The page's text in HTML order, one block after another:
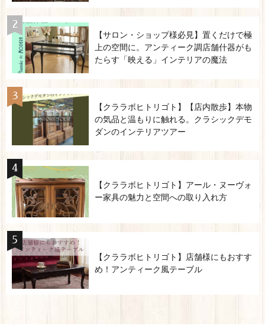
【サロン・ショップ様必見】置くだけで極
上の空間に。アンティーク調店舗什器がも
たらす「映える」インテリアの魔法
【クララボヒトリゴト】【店内散歩】本物
の気品と温もりに触れる。クラシックデモ
ダンのインテリアツアー
【クララボヒトリゴト】アール・ヌーヴォ
ー家具の魅力と空間への取り入れ方
【クララボヒトリゴト】店舗様にもおすす
め！アンティーク風テーブル